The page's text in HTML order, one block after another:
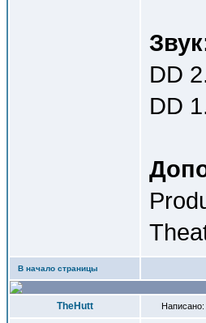
DD
DD
В начало страницы
TheHutt